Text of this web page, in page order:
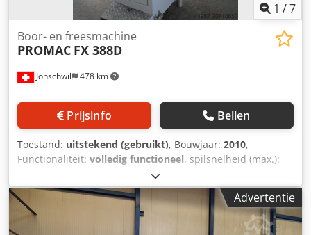
1 /7
Jonschwil 478 km
Boor- en freesmachine
PROMAC FX 388D
Prijsinfo Bellen
Toestand: uitstekend (gebruikt), Bouwjaar: 2010,
Functionaliteit: volledig functioneel, spilsnelheid (max.):
, spindelsnelheid (min.):
MK 3, keeltdiepte:270 mm, quill diameter:75 mm,
veerstreek:
, totale lengte:1.000 mm, totale
hoogte:
, tafelbreedte:
, totale breedte:
850 mm
, boorcapaciteit: 32 mm,
Advertentie